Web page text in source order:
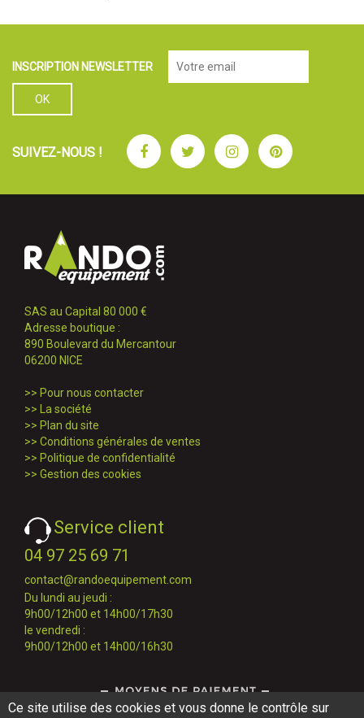
INSCRIPTION NEWSLETTER
SUIVEZ-NOUS ! FacebookTwitterInstagramPinterest
SAS au Capital 80 000 €
Adresse boutique :
890 Boulevard du Mercantour
06200 NICE
>> Pour nous contacter
>>
La société
>> Plan du site
>> Conditions générales de ventes
>> Politique de confidentialité
>> Gestion des cookies
Service client
04 97 25 69 71
contact@randoequipement.com
Du lundi au jeudi :
9h00/12h00 et 14h00/17h30
le vendredi :
9h00/12h00 et 14h00/16h30
Ce site utilise des cookies et vous donne le contrôle sur